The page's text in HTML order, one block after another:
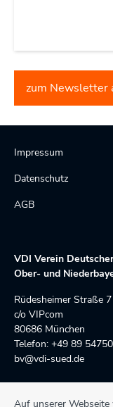
Auf unserer Webseite
zum Newsletter
Impressum
Datenschutz
AGB
VDI Verein
Ober- und
Rüdesheimer Straße 7
c/o VIPcom
80686 München
Telefon: +49 89
bv@vdi-sued.de